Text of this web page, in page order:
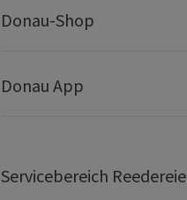
Donau-Shop
Donau App
Servicebereich